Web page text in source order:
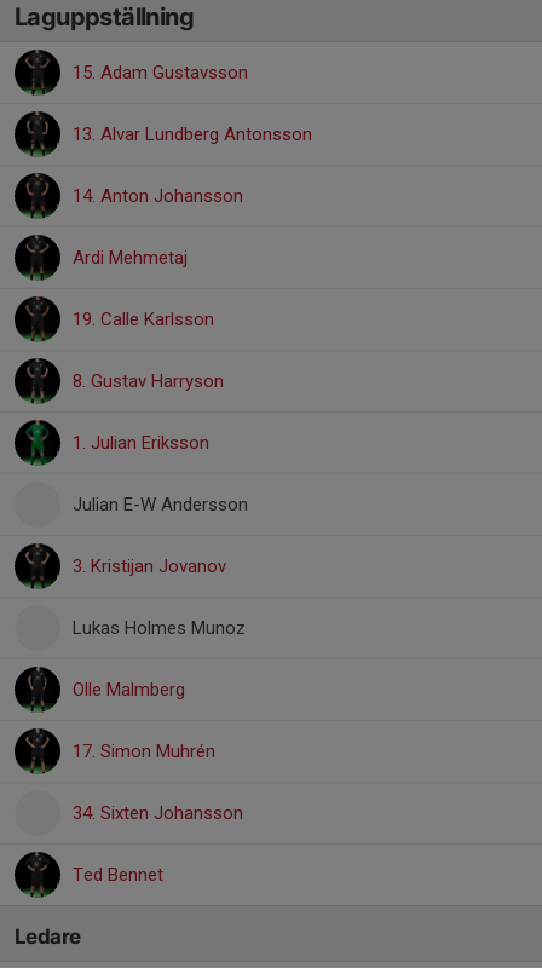
Laguppställning
15. Adam Gustavsson
13. Alvar Lundberg Antonsson
14. Anton Johansson
Ardi Mehmetaj
19. Calle Karlsson
8. Gustav Harryson
1. Julian Eriksson
Julian E-W Andersson
3. Kristijan Jovanov
Lukas Holmes Munoz
Olle Malmberg
17. Simon Muhrén
34. Sixten Johansson
Ted Bennet
Ledare